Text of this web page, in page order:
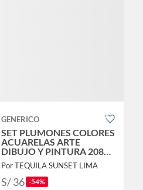
GENERICO
SET PLUMONES COLORES
ACUARELAS ARTE
DIBUJO Y PINTURA 208
PIEZAS NIÑOS MALETÍN
KIT ARTÍSTICO
Por TEQUILA SUNSET LIMA
S/ 36 -54%